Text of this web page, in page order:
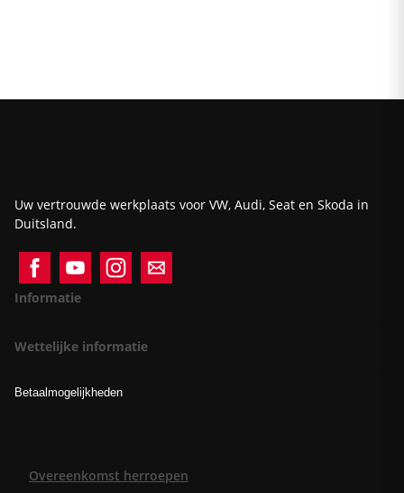
Uw vertrouwde werkplaats voor VW, Audi, Seat en Skoda in
Duitsland.
Informatie
Wettelijke informatie
Betaalmogelijkheden
Overeenkomst herroepen